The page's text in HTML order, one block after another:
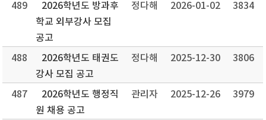
489
2026학년도 방과후
학교 외부강사 모집
공고
정다해 2026-01-02 3834
488
2026학년도 태권도
강사 모집 공고
정다해 2025-12-30 3806
487
2026학년도 행정직
원 채용 공고
관리자 2025-12-26 3979